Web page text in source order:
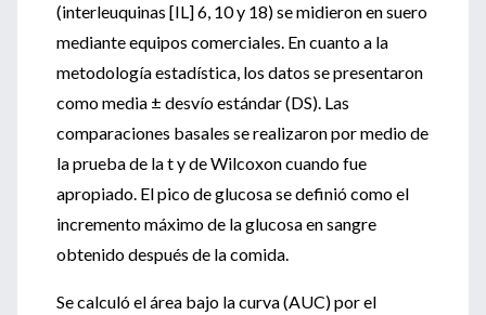
(interleuquinas [IL] 6, 10 y 18) se midieron en suero
mediante equipos comerciales. En cuanto a la
metodología estadística, los datos se presentaron
como media ± desvío estándar (DS). Las
comparaciones basales se realizaron por medio de
la prueba de la t y de Wilcoxon cuando fue
apropiado. El pico de glucosa se definió como el
incremento máximo de la glucosa en sangre
obtenido después de la comida.
Se calculó el área bajo la curva (AUC) por el